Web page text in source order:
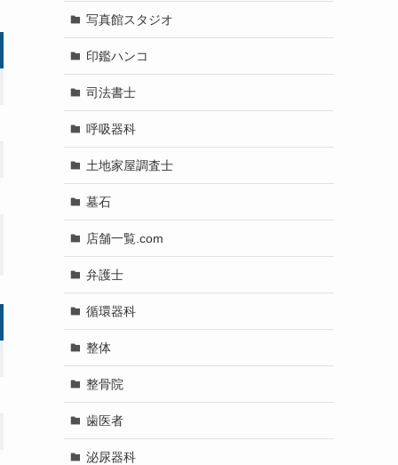
写真館スタジオ
印鑑ハンコ
司法書士
呼吸器科
土地家屋調査士
墓石
店舗一覧.com
弁護士
循環器科
整体
整骨院
歯医者
泌尿器科